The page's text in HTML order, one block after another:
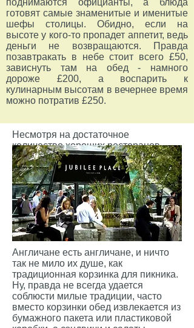
поднимаются официанты, а блюда
готовят самые знаменитые и именитые
шефы столицы. Обидно, если на
высоте у кого-то пропадет аппетит, ведь
деньги не возвращаются. Правда
позавтракать в небе стоит всего £50,
зависнуть там на обед - намного
дороже £200, а воспарить к
кулинарным высотам в вечернее время
можно потратив £250.
Несмотря на достаточное
количество хороших ресторанов,
кафе и баров, самым популярным
местом ланча в летнее время
является зеленый газон в
Юбилейном Парке (Jubilee Park).
Англичане есть англичане, и ничто
так не мило их душе, как
традиционная корзинка для пикника.
Ну, правда не всегда удается
соблюсти милые традиции, часто
вместо корзинки обед извлекается из
бумажного пакета или пластиковой